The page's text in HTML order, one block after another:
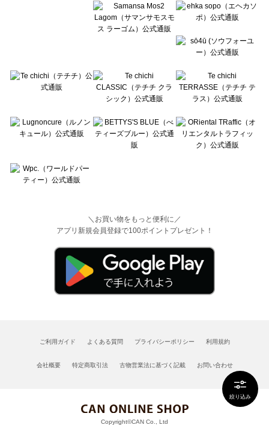
絞り込み
＼お買い物をもっと便利に／
アプリ新規会員登録で100ポイントプレゼント！
ご利用ガイド よくある質問 プライバシーポリシー 利用規約
会社概要 特定商取引法 古物営業法に基づく記載 お問い合わせ
Copyright©CAN Co., Ltd